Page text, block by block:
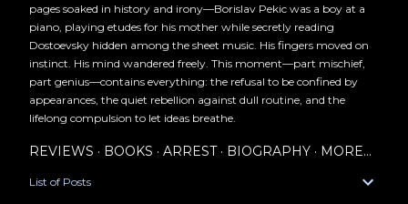
pages soaked in history and irony—Borislav Pekic was a boy at a
piano, playing etudes for his mother while secretly reading
Dostoevsky hidden among the sheet music. His fingers moved on
instinct. His mind wandered freely. This moment—part mischief,
part genius—contains everything: the refusal to be confined by
appearances, the quiet rebellion against dull routine, and the
lifelong compulsion to let ideas breathe.
REVIEWS BOOKS ARREST BIOGRAPHY MORE…
List of Posts